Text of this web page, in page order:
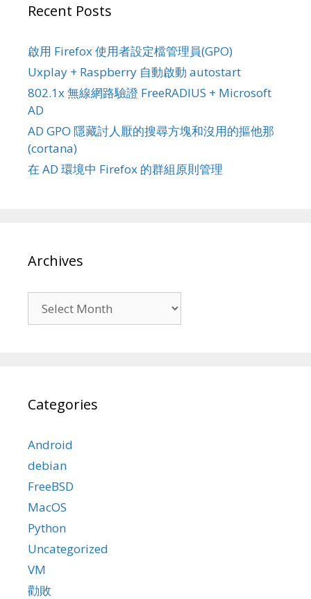
Recent Posts
啟用 Firefox 使用者設定檔管理員(GPO)
Uxplay + Raspberry 自動啟動 autostart
802.1x 無線網路驗證 FreeRADIUS + Microsoft
AD
AD GPO 隱藏討人厭的搜尋方塊和沒用的摳他那
(cortana)
在 AD 環境中 Firefox 的群組原則管理
Archives
Categories
Android
debian
FreeBSD
MacOS
Python
Uncategorized
VM
勸敗